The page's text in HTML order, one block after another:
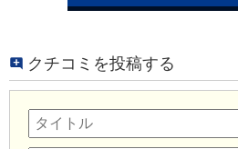
クチコミを投稿する